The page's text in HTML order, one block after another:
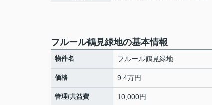
フルール鶴見緑地の基本情報
物件名 フルール鶴見緑地
価格 9.4万円
管理/共益費 10,000円